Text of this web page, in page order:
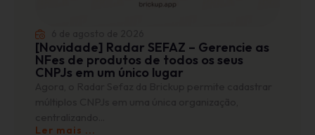
[Novidade] Radar SEFAZ – Gerencie as
NFes de produtos de todos os seus
CNPJs em um único lugar
Ler mais ...